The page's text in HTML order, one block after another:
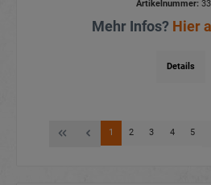
Artikelnummer:
Mehr Infos? Hier
Details
1 2 3 4 5